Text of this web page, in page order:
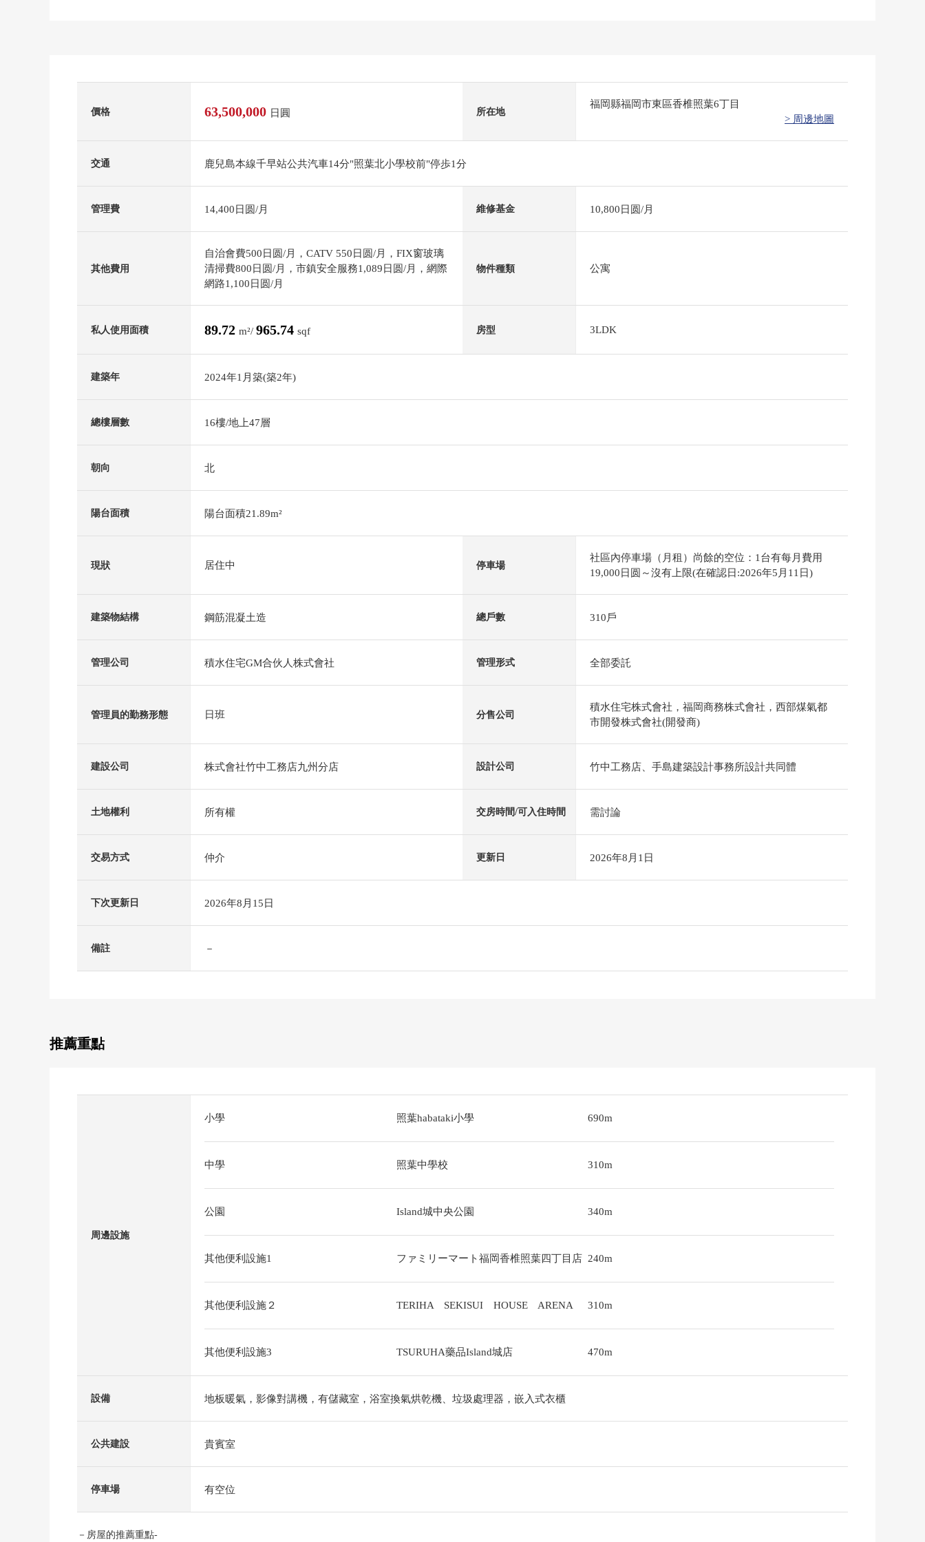
價格 63,500,000 日圓 所在地
福岡縣福岡市東區香椎照葉6丁目
> 周邊地圖
交通 鹿兒島本線千早站公共汽車14分"照葉北小學校前"停歩1分
管理費 14,400日圆/月 維修基金 10,800日圆/月
其他費用
自治會費500日圆/月，CATV 550日圆/月，FIX窗玻璃
清掃費800日圆/月，市鎮安全服務1,089日圆/月，網際
網路1,100日圆/月
物件種類 公寓
私人使用面積 89.72 m²/ 965.74 sqf 房型 3LDK
建築年 2024年1月築(築2年)
總樓層數 16樓/地上47層
朝向 北
陽台面積 陽台面積21.89m²
現狀 居住中 停車場
社區內停車場（月租）尚餘的空位：1台有每月費用
19,000日圆～沒有上限(在確認日:2026年5月11日)
建築物結構 鋼筋混凝土造 總戶數 310戶
管理公司 積水住宅GM合伙人株式會社 管理形式 全部委託
管理員的勤務形態 日班 分售公司
積水住宅株式會社，福岡商務株式會社，西部煤氣都
市開發株式會社(開發商)
建設公司 株式會社竹中工務店九州分店 設計公司 竹中工務店、手島建築設計事務所設計共同體
土地權利 所有權 交房時間/可入住時間 需討論
交易方式 仲介 更新日 2026年8月1日
下次更新日 2026年8月15日
備註 －
推薦重點
周邊設施
小學 照葉habataki小學 690m
中學 照葉中學校 310m
公園 Island城中央公園 340m
其他便利設施1 ファミリーマート福岡香椎照葉四丁目店 240m
其他便利設施２ TERIHA SEKISUI HOUSE ARENA 310m
其他便利設施3 TSURUHA藥品Island城店 470m
設備 地板暖氣，影像對講機，有儲藏室，浴室換氣烘乾機、垃圾處理器，嵌入式衣櫃
公共建設 貴賓室
停車場 有空位
－房屋的推薦重點-